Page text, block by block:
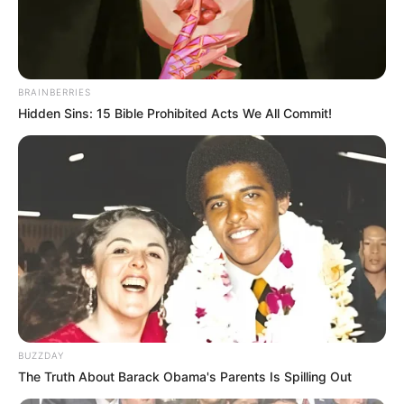
PMU 29-01-2025
Pronostic Quinté+ PMU du 29 Janvier 2025 à
PAU PRIX EQUIDIA (PRIX ANNIE HUTTON)
BRAINBERRIES
Hidden Sins: 15 Bible Prohibited Acts We All Commit!
BUZZDAY
The Truth About Barack Obama's Parents Is Spilling Out